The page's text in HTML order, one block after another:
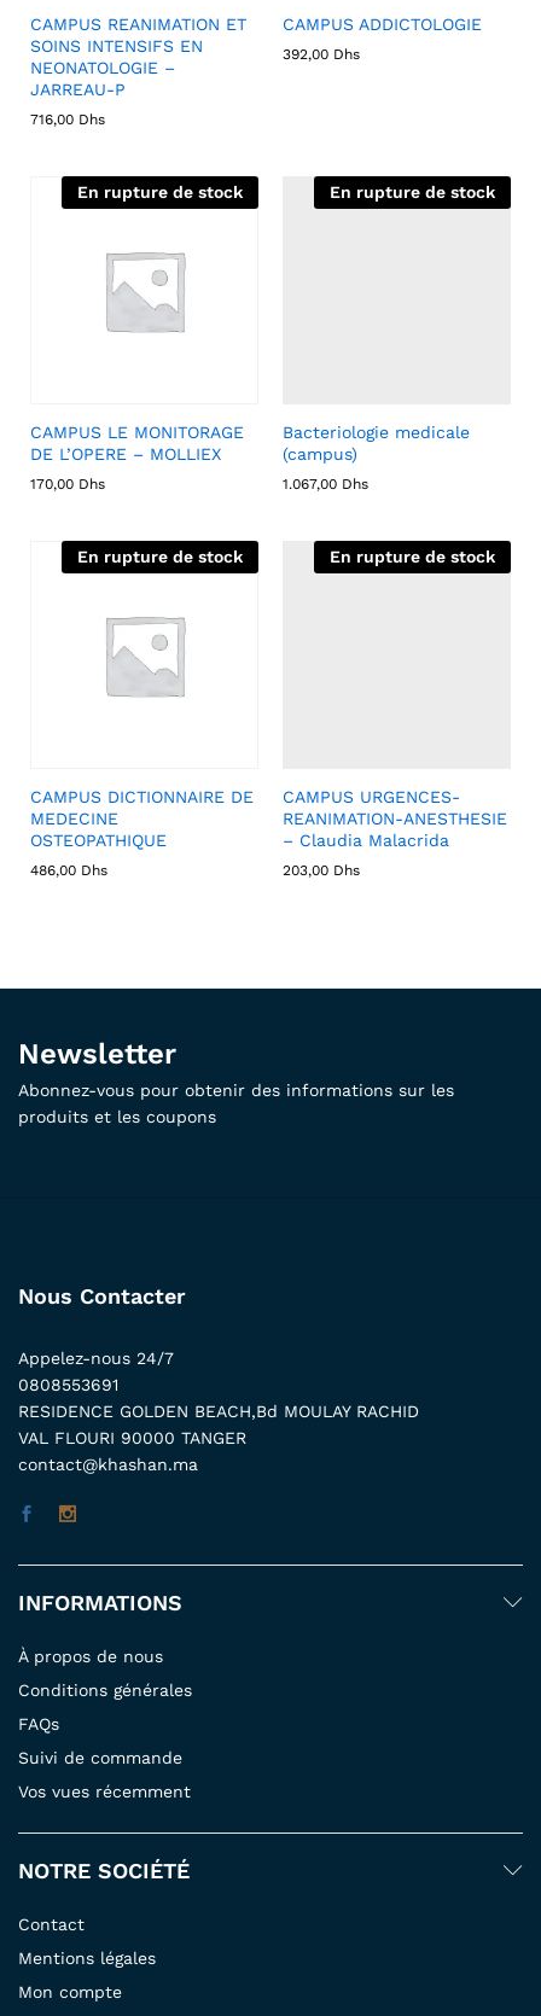
CAMPUS REANIMATION ET
SOINS INTENSIFS EN
NEONATOLOGIE –
JARREAU-P
716,00 Dhs
CAMPUS ADDICTOLOGIE
392,00 Dhs
En rupture de stock
CAMPUS LE MONITORAGE
DE L’OPERE – MOLLIEX
170,00 Dhs
En rupture de stock
Bacteriologie medicale
(campus)
1.067,00 Dhs
En rupture de stock
CAMPUS DICTIONNAIRE DE
MEDECINE
OSTEOPATHIQUE
486,00 Dhs
En rupture de stock
CAMPUS URGENCES-
REANIMATION-ANESTHESIE
– Claudia Malacrida
203,00 Dhs
Newsletter
Abonnez-vous pour obtenir des informations sur les
produits et les coupons
Nous Contacter
Appelez-nous 24/7
0808553691
RESIDENCE GOLDEN BEACH,Bd MOULAY RACHID
VAL FLOURI 90000 TANGER
contact@khashan.ma
INFORMATIONS
À propos de nous
Conditions générales
FAQs
Suivi de commande
Vos vues récemment
NOTRE SOCIÉTÉ
Contact
Mentions légales
Mon compte